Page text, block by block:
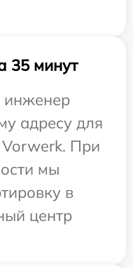
35 минут
адресу для
Vorwerk. При
мы
в
центр